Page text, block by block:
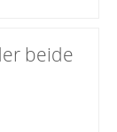
beide